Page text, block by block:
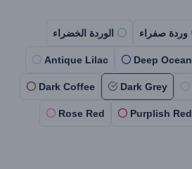
وردة صفراء الوردة الخضراء
Deep Ocean
Antique Lilac
Dark Grey
Dark Coffee
Purplish Red
Rose Red